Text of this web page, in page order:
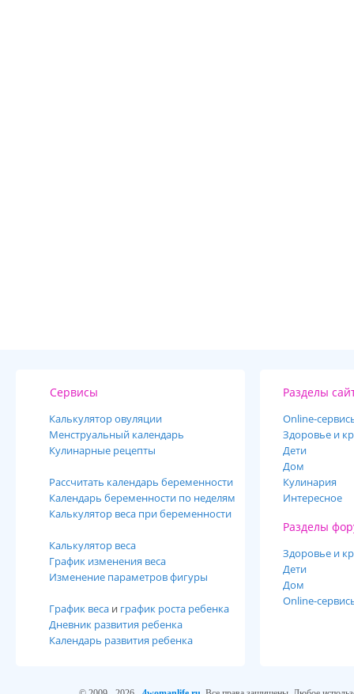
Сервисы
Калькулятор овуляции
Менструальный календарь
Кулинарные рецепты
Рассчитать календарь беременности
Календарь беременности по неделям
Калькулятор веса при беременности
Калькулятор веса
График изменения веса
Изменение параметров фигуры
График веса и график роста ребенка
Дневник развития ребенка
Календарь развития ребенка
Разделы
Online-
Здоровье и
Дети
Дом
Кулинария
Интересное
Разделы
Здоровье и
Дети
Дом
Online-